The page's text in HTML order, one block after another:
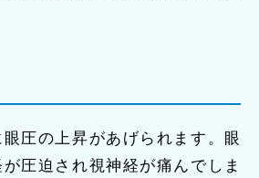
圧の上昇があげられます。眼
圧迫され視神経が痛んでしま